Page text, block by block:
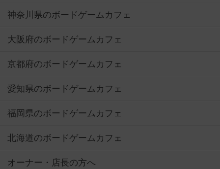
神奈川県のボードゲームカフェ
大阪府のボードゲームカフェ
京都府のボードゲームカフェ
愛知県のボードゲームカフェ
福岡県のボードゲームカフェ
北海道のボードゲームカフェ
オーナー・店長の方へ